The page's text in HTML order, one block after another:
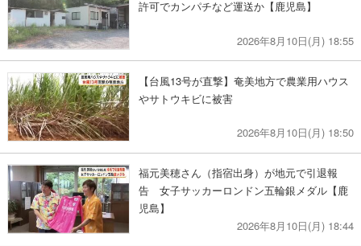
許可でカンパチなど運送か【鹿児島】
2026年8月10日(月) 18:55
【台風13号が直撃】奄美地方で農業用ハウス
やサトウキビに被害
2026年8月10日(月) 18:50
福元美穂さん（指宿出身）が地元で引退報
告 女子サッカーロンドン五輪銀メダル【鹿
児島】
2026年8月10日(月) 18:44